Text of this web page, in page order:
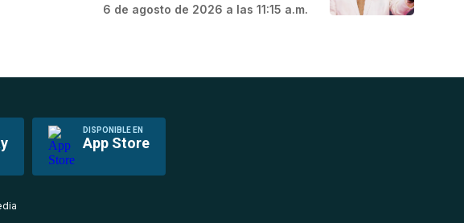
6 de agosto de 2026 a las 11:15 a.m.
DISPONIBLE EN
App Store